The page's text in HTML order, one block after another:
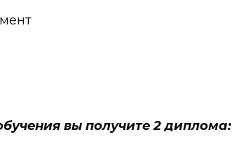
вы получите 2 диплома: